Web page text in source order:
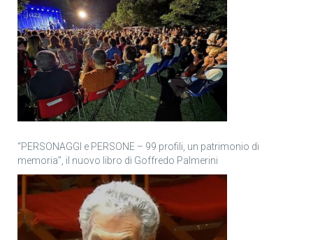
“PERSONAGGI e PERSONE – 99 profili, un patrimonio di
memoria”, il nuovo libro di Goffredo Palmerini